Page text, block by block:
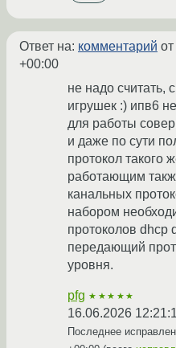
Ответ на: комментарий
+00:00
не надо считать,
игрушек :) ипв6
для работы
и даже по сути
протокол такого
работающим
канальных
набором
протоколов dhcp
передающий
уровня.
pfg ★★★★★
16.06.2026
Последнее